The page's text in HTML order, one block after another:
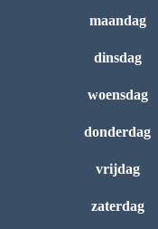
maandag
dinsdag
woensdag
donderdag
vrijdag
zaterdag